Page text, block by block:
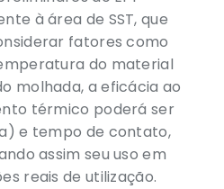
à área de SST, que
fatores como
do material
molhada, a eficácia ao
térmico poderá ser
e tempo de contato,
assim seu uso em
reais de utilização.